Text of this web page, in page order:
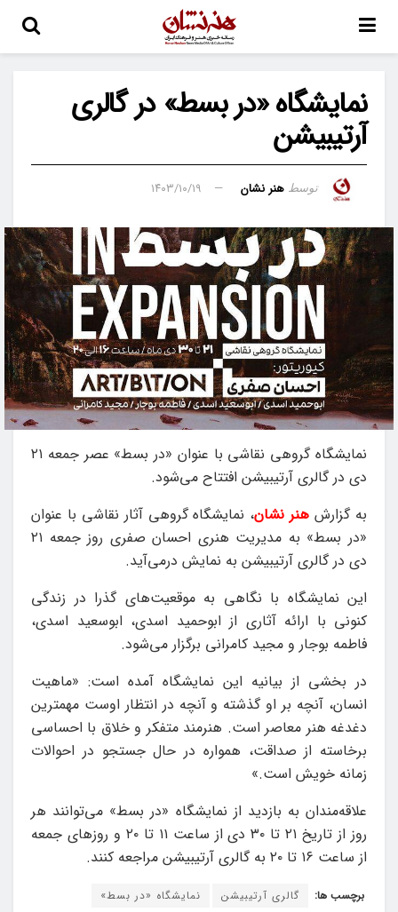
نمایشگاه «در بسط» در گالری
آرتیبیشن
توسط هنر نشان ۱۴۰۳/۱۰/۱۹
نمایشگاه گروهی نقاشی با عنوان «در بسط» عصر جمعه ۲۱
دی در گالری آرتیبیشن افتتاح می‌شود.
به گزارش هنر نشان، نمایشگاه گروهی آثار نقاشی با عنوان
«در بسط» به مدیریت هنری احسان صفری روز جمعه ۲۱
دی در گالری آرتیبیشن به نمایش درمی‌آید.
این نمایشگاه با نگاهی به موقعیت‌های گذرا در زندگی
کنونی با ارائه آثاری از ابوحمید اسدی، ابوسعید اسدی،
فاطمه بوجار و مجید کامرانی برگزار می‌شود.
در بخشی از بیانیه این نمایشگاه آمده است: «ماهیت
انسان، آنچه بر او گذشته و آنچه در انتظار اوست مهمترین
دغدغه هنر معاصر است. هنرمند متفکر و خلاق با احساسی
برخاسته از صداقت، همواره در حال جستجو در احوالات
زمانه خویش است.»
علاقه‌مندان به بازدید از نمایشگاه «در بسط» می‌توانند هر
روز از تاریخ ۲۱ تا ۳۰ دی از ساعت ۱۱ تا ۲۰ و روزهای جمعه
از ساعت ۱۶ تا ۲۰ به گالری آرتیبیشن مراجعه کنند.
برچسب ها: گالری آرتیبیشن نمایشگاه «در بسط»